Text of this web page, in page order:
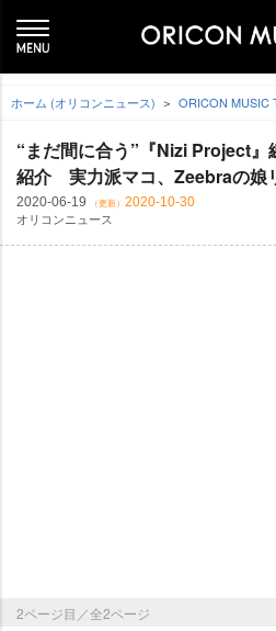
ホーム (オリコンニュース) ORICON MUSIC
“まだ間に合う”『Nizi Project
紹介 実力派マコ、Zeebraの娘
2020-06-19 （更新） 2020-10-30
オリコンニュース
2ページ目／全2ページ